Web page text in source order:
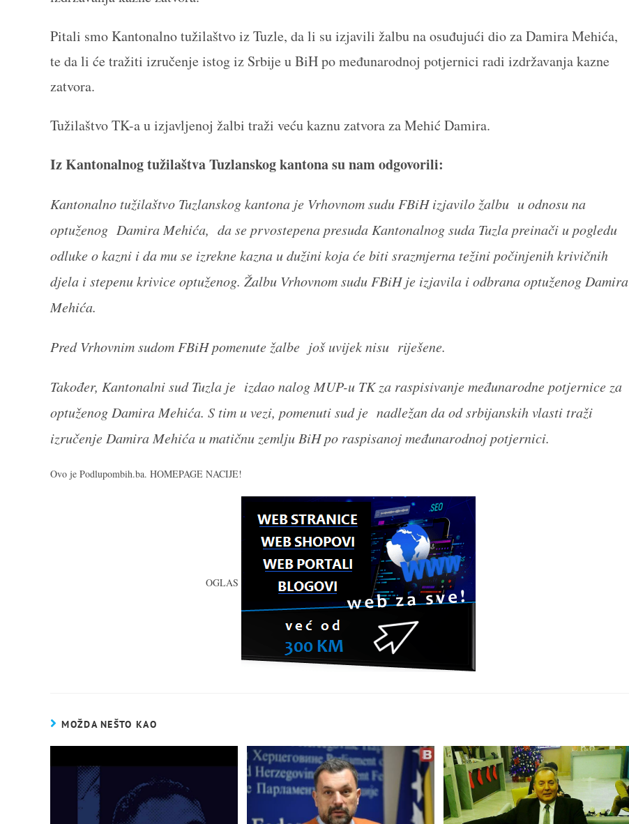
Pitali smo Kantonalno tužilaštvo iz Tuzle, da li su izjavili žalbu na osuđujući dio za Damira Mehića,
te da li će tražiti izručenje istog iz Srbije u BiH po međunarodnoj potjernici radi izdržavanja kazne
zatvora.
Tužilaštvo TK-a u izjavljenoj žalbi traži veću kaznu zatvora za Mehić Damira.
Iz Kantonalnog tužilaštva Tuzlanskog kantona su nam odgovorili:
Kantonalno tužilaštvo Tuzlanskog kantona je Vrhovnom sudu FBiH izjavilo žalbu u odnosu na
optuženog Damira Mehića, da se prvostepena presuda Kantonalnog suda Tuzla preinači u pogledu
odluke o kazni i da mu se izrekne kazna u dužini koja će biti srazmjerna težini počinjenih krivičnih
djela i stepenu krivice optuženog. Žalbu Vrhovnom sudu FBiH je izjavila i odbrana optuženog Damira
Mehića.
Pred Vrhovnim sudom FBiH pomenute žalbe još uvijek nisu riješene.
Također, Kantonalni sud Tuzla je izdao nalog MUP-u TK za raspisivanje međunarodne potjernice za
optuženog Damira Mehića. S tim u vezi, pomenuti sud je nadležan da od srbijanskih vlasti traži
izručenje Damira Mehića u matičnu zemlju BiH po raspisanoj međunarodnoj potjernici.
Ovo je Podlupombih.ba. HOMEPAGE NACIJE!
OGLAS
MOŽDA NEŠTO KAO